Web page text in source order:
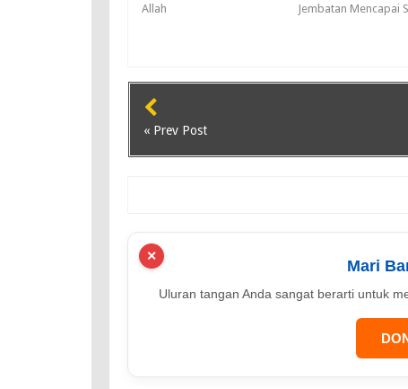
Allah
Jembatan Mencapai
« Prev Post
✕
Mari
Uluran tangan Anda sangat berarti untuk